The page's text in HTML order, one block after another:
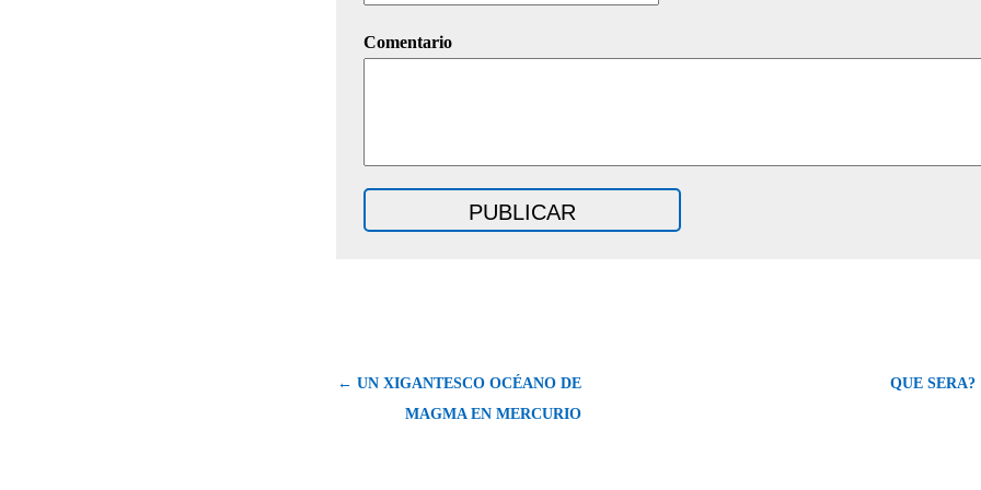
Comentario
← UN XIGANTESCO OCÉANO DE
MAGMA EN MERCURIO
QUE